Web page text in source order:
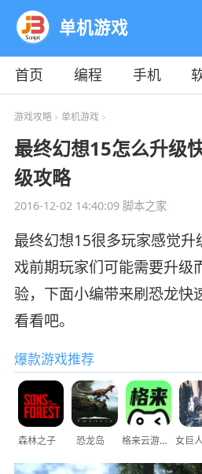
单机游戏
首页 编程 手机
教程
平面
游戏攻略> 单机游戏>
最终幻想15怎么升级
级攻略
2016-12-02 14:40:09脚本之家
最终幻想15很多玩家感觉
戏前期玩家们可能需要升级
验，下面小编带来刷恐龙快
看看吧。
爆款游戏推荐
森林之子 恐龙岛 格来云游戏